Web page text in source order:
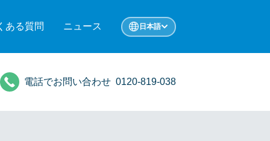
ある質問 ニュース 日本語
電話でお問い合わせ 0120-819-038